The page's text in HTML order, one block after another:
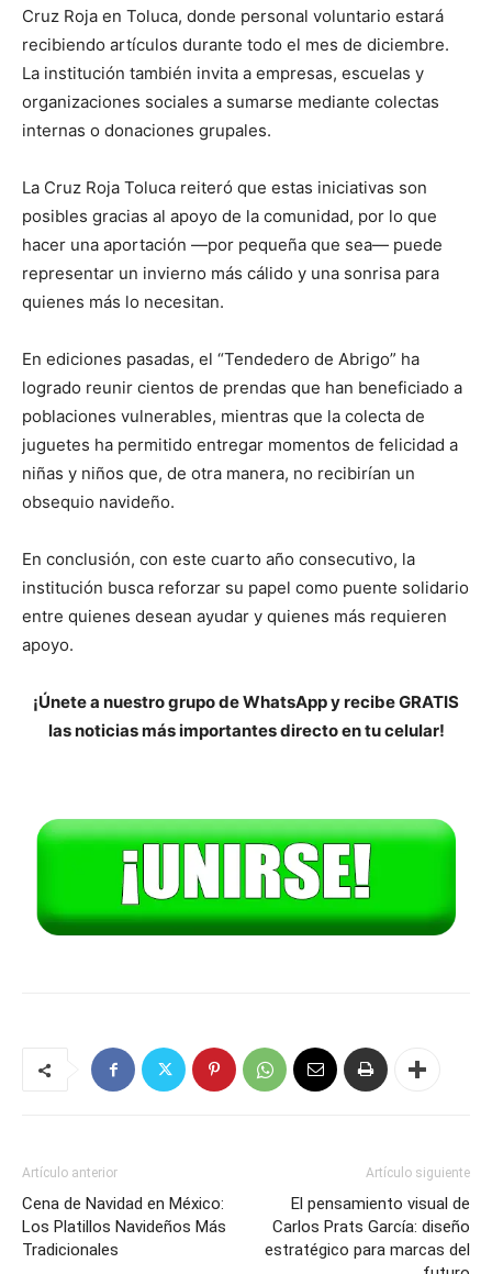
Cruz Roja en Toluca, donde personal voluntario estará
recibiendo artículos durante todo el mes de diciembre.
La institución también invita a empresas, escuelas y
organizaciones sociales a sumarse mediante colectas
internas o donaciones grupales.
La Cruz Roja Toluca reiteró que estas iniciativas son
posibles gracias al apoyo de la comunidad, por lo que
hacer una aportación —por pequeña que sea— puede
representar un invierno más cálido y una sonrisa para
quienes más lo necesitan.
En ediciones pasadas, el “Tendedero de Abrigo” ha
logrado reunir cientos de prendas que han beneficiado a
poblaciones vulnerables, mientras que la colecta de
juguetes ha permitido entregar momentos de felicidad a
niñas y niños que, de otra manera, no recibirían un
obsequio navideño.
En conclusión, con este cuarto año consecutivo, la
institución busca reforzar su papel como puente solidario
entre quienes desean ayudar y quienes más requieren
apoyo.
¡Únete a nuestro grupo de WhatsApp y recibe GRATIS
las noticias más importantes directo en tu celular!
Artículo anterior
Cena de Navidad en México:
Los Platillos Navideños Más
Tradicionales
Artículo siguiente
El pensamiento visual de
Carlos Prats García: diseño
estratégico para marcas del